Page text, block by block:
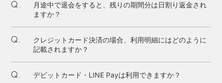
Q.
月途中で退会をすると、残りの期間分は日割り返金され
ますか？
Q.
クレジットカード決済の場合、利用明細にはどのように
記載されますか？
Q. デビットカード・LINE Payは利用できますか？